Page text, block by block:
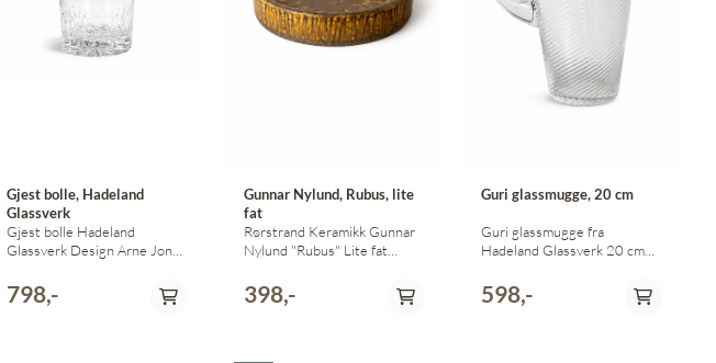
Gjest bolle, Hadeland
Glassverk
Gjest bolle Hadeland
Glassverk Design Arne Jon
13 cm
798,-
Gunnar Nylund, Rubus, lite
fat
Rørstrand Keramikk Gunnar
Nylund "Rubus" Lite fat
398,-
Guri glassmugge, 20 cm
Guri glassmugge fra
Hadeland Glassverk 20 cm
598,-